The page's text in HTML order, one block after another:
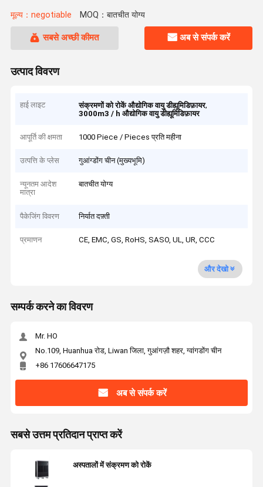
मूल्य：negotiable MOQ：बातचीत योग्य
सबसे अच्छी कीमत अब से संपर्क करें
उत्पाद विवरण
हाई लाइट संक्रमणों को रोकें औद्योगिक वायु डीह्यूमिडिफ़ायर,
3000m3 / h औद्योगिक वायु डीह्यूमिडिफ़ायर
आपूर्ति की क्षमता 1000 Piece / Pieces प्रति महीना
उत्पत्ति के प्लेस गुआंग्डोंग चीन (मुख्यभूमि)
न्यूनतम आदेश
मात्रा
बातचीत योग्य
पैकेजिंग विवरण निर्यात दफ़्ती
प्रमाणन CE, EMC, GS, RoHS, SASO, UL, UR, CCC
और देखो
सम्पर्क करने का विवरण
Mr. HO
No.109, Huanhua रोड, Liwan जिला, गुआंगज़ौ शहर, ग्वांगडोंग चीन
+86 17606647175
अब से संपर्क करें
सबसे उत्तम प्रतिदान प्राप्त करें
अस्पतालों में संक्रमण को रोकें